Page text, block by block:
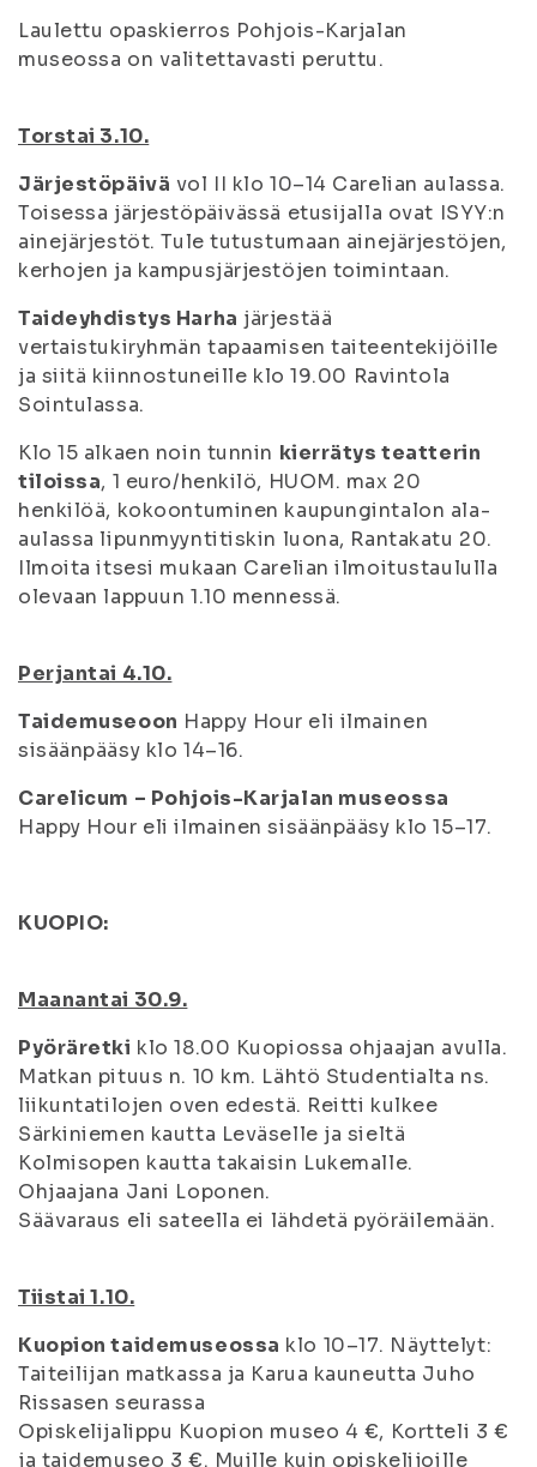
Laulettu opaskierros Pohjois-Karjalan
museossa on valitettavasti peruttu.
Torstai 3.10.
Järjestöpäivä vol II klo 10–14 Carelian aulassa.
Toisessa järjestöpäivässä etusijalla ovat ISYY:n
ainejärjestöt. Tule tutustumaan ainejärjestöjen,
kerhojen ja kampusjärjestöjen toimintaan.
Taideyhdistys Harha järjestää
vertaistukiryhmän tapaamisen taiteentekijöille
ja siitä kiinnostuneille klo 19.00 Ravintola
Sointulassa.
Klo 15 alkaen noin tunnin kierrätys teatterin
tiloissa, 1 euro/henkilö, HUOM. max 20
henkilöä, kokoontuminen kaupungintalon ala-
aulassa lipunmyyntitiskin luona, Rantakatu 20.
Ilmoita itsesi mukaan Carelian ilmoitustaululla
olevaan lappuun 1.10 mennessä.
Perjantai 4.10.
Taidemuseoon Happy Hour eli ilmainen
sisäänpääsy klo 14–16.
Carelicum – Pohjois-Karjalan museossa
Happy Hour eli ilmainen sisäänpääsy klo 15–17.
KUOPIO:
Maanantai 30.9.
Pyöräretki klo 18.00 Kuopiossa ohjaajan avulla.
Matkan pituus n. 10 km. Lähtö Studentialta ns.
liikuntatilojen oven edestä. Reitti kulkee
Särkiniemen kautta Leväselle ja sieltä
Kolmisopen kautta takaisin Lukemalle.
Ohjaajana Jani Loponen.
Säävaraus eli sateella ei lähdetä pyöräilemään.
Tiistai 1.10.
Kuopion taidemuseossa klo 10–17. Näyttelyt:
Taiteilijan matkassa ja Karua kauneutta Juho
Rissasen seurassa
Opiskelijalippu Kuopion museo 4 €, Kortteli 3 €
ja taidemuseo 3 €. Muille kuin opiskelijoille